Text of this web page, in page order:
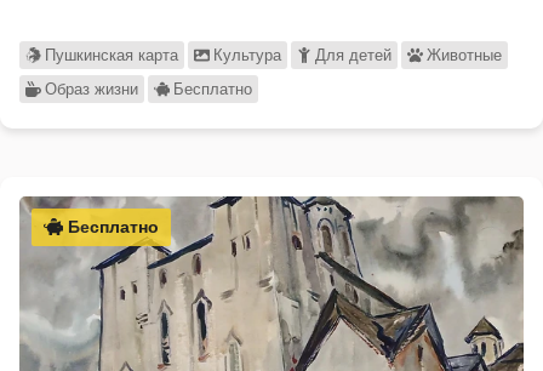
Пушкинская карта Культура Для детей
Животные
Образ жизни
Бесплатно
Бесплатно